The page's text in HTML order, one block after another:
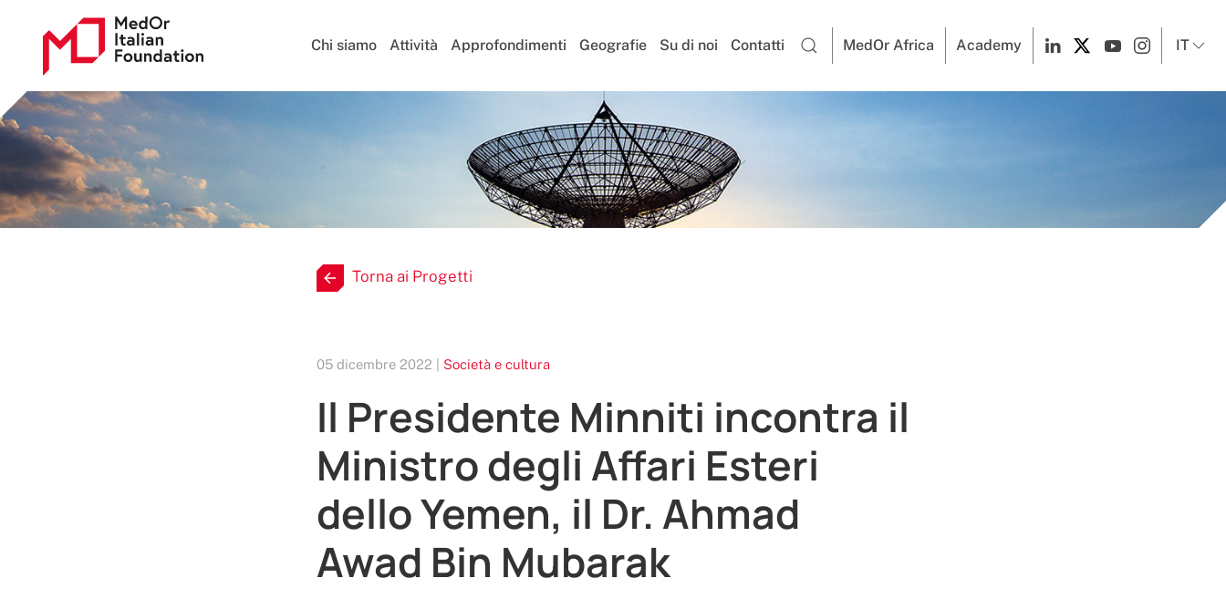
Chi siamo Attività Approfondimenti Geografie Su di noi Contatti MedOr Africa Academy IT
Torna ai Progetti
05 dicembre 2022 | Società e cultura
Il Presidente Minniti incontra il
Ministro degli Affari Esteri
dello Yemen, il Dr. Ahmad
Awad Bin Mubarak